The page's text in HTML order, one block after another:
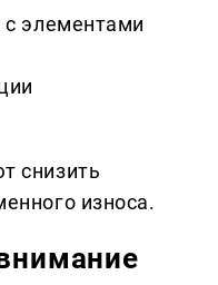
элементами
снизить
износа.